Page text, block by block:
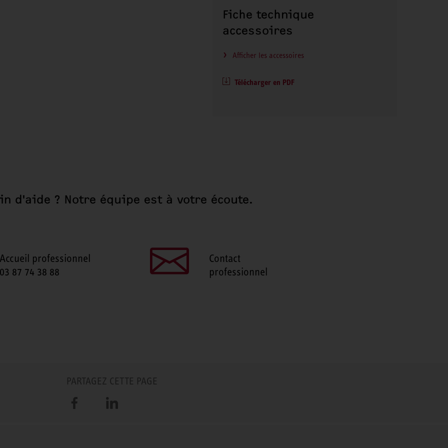
Fiche technique
accessoires
Afficher les accessoires
Télécharger en PDF
d'aide ? Notre équipe est à votre écoute.
professionnel
87 74 38 88
Contact
professionnel
PARTAGEZ CETTE PAGE
Facebook LinkedIn